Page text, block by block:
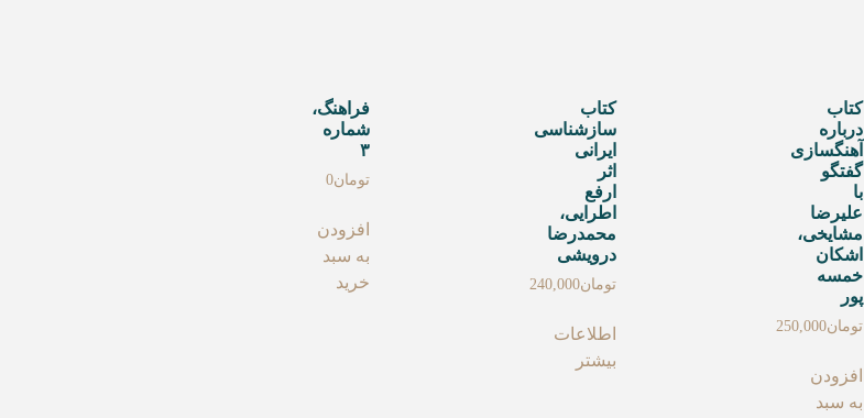
کتاب
درباره
آهنگسازی
گفتگو
با
علیرضا
مشایخی،
اشکان
خمسه
پور
تومان250,000
افزودن
به سبد
کتاب
سازشناسی
ایرانی
اثر
ارفع
اطرایی،
محمدرضا
درویشی
تومان240,000
اطلاعات
بیشتر
فراهنگ،
شماره
۳
تومان0
افزودن
به سبد
خرید